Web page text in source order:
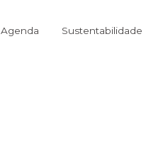
Agenda Sustentabilidade